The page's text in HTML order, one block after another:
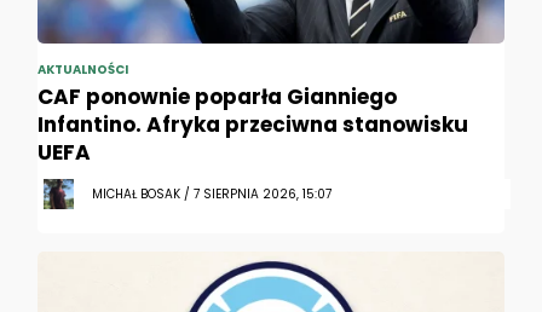
AKTUALNOŚCI
CAF ponownie poparła Gianniego
Infantino. Afryka przeciwna stanowisku
UEFA
MICHAŁ BOSAK / 7 SIERPNIA 2026, 15:07